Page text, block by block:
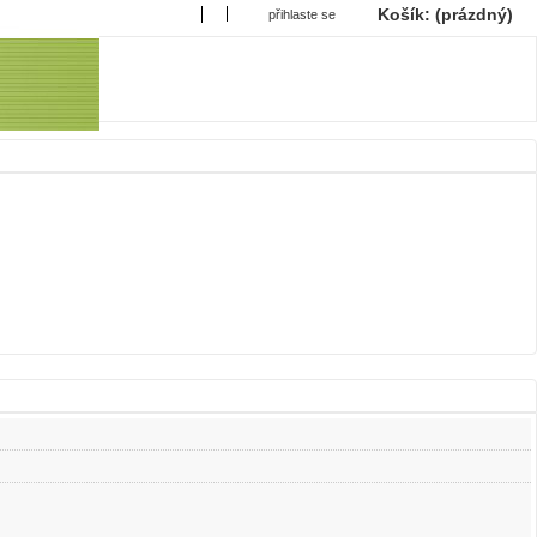
Košík: (prázdný)
přihlaste se